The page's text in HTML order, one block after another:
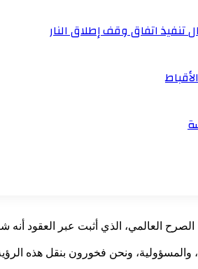
اتفاق وقف إطلاق النار
العالمي، الذي أثبت عبر العقود أنه
والمسؤولية، ونحن فخورون بنقل هذه